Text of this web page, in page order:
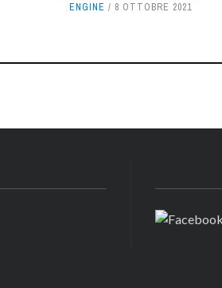
ENGINE
8 OTTOBRE 2021